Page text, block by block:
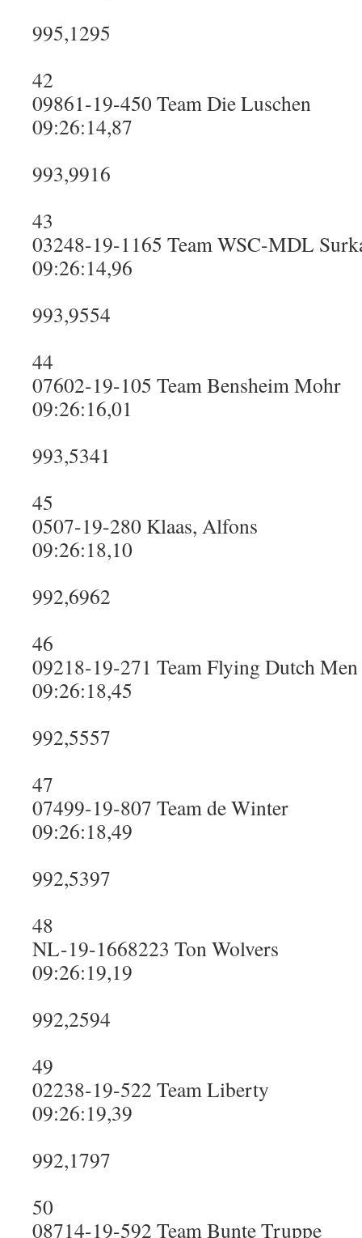
995,1295
42
09861-19-450 Team Die Luschen
09:26:14,87
993,9916
43
03248-19-1165 Team WSC-MDL
09:26:14,96
993,9554
44
07602-19-105 Team Bensheim Mohr
09:26:16,01
993,5341
45
0507-19-280 Klaas, Alfons
09:26:18,10
992,6962
46
09218-19-271 Team Flying Dutch Men
09:26:18,45
992,5557
47
07499-19-807 Team de Winter
09:26:18,49
992,5397
48
NL-19-1668223 Ton Wolvers
09:26:19,19
992,2594
49
02238-19-522 Team Liberty
09:26:19,39
992,1797
50
08714-19-592 Team Bunte Truppe